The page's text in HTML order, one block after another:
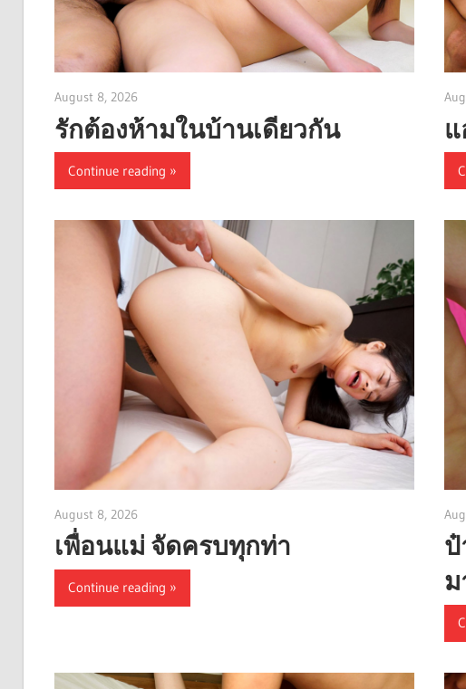
August 8, 2026admin
รักต้องห้ามในบ้านเดียวกัน
Continue reading
August 8, 2026admin
เพื่อนแม่ จัดครบทุกท่า
Continue reading
ม